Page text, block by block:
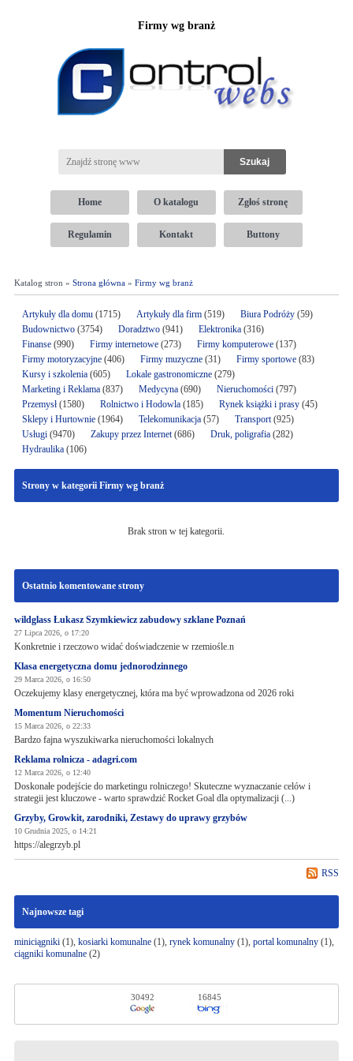
Firmy wg branż
Home O katalogu Zgłoś stronę
Regulamin Kontakt Buttony
Katalog stron » Strona główna» Firmy wg branż
Artykuły dla domu(1715) Artykuły dla firm(519) Biura Podróży(59)
Budownictwo(3754) Doradztwo(941) Elektronika (316)
Finanse(990) Firmy internetowe (273) Firmy komputerowe(137)
Firmy motoryzacyjne(406) Firmy muzyczne(31) Firmy sportowe(83)
Kursy i szkolenia(605) Lokale gastronomiczne(279)
Marketing i Reklama(837) Medycyna(690) Nieruchomości(797)
Przemysł(1580) Rolnictwo i Hodowla(185) Rynek książki i prasy(45)
Sklepy i Hurtownie(1964) Telekomunikacja(57) Transport(925)
Usługi(9470) Zakupy przez Internet(686) Druk, poligrafia(282)
Hydraulika(106)
Strony w kategorii Firmy wg branż
Brak stron w tej kategorii.
Ostatnio komentowane strony
wildglass Łukasz Szymkiewicz zabudowy szklane Poznań
27 Lipca 2026, o 17:20
Konkretnie i rzeczowo widać doświadczenie w rzemiośle.n
Klasa energetyczna domu jednorodzinnego
29 Marca 2026, o 16:50
Oczekujemy klasy energetycznej, która ma być wprowadzona od 2026 roki
Momentum Nieruchomości
15 Marca 2026, o 22:33
Bardzo fajna wyszukiwarka nieruchomości lokalnych
Reklama rolnicza - adagri.com
12 Marca 2026, o 12:40
Doskonałe podejście do marketingu rolniczego! Skuteczne wyznaczanie celów i
strategii jest kluczowe - warto sprawdzić Rocket Goal dla optymalizacji (...)
Grzyby, Growkit, zarodniki, Zestawy do uprawy grzybów
10 Grudnia 2025, o 14:21
https://alegrzyb.pl
RSS
Najnowsze tagi
miniciągniki(1), kosiarki komunalne(1), rynek komunalny(1), portal komunalny(1),
ciągniki komunalne(2)
30492 16845